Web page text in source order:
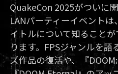
QuakeCon 2025がついに
LANパーティーイベント
イトルについて知ること
ります。FPSジャンルを
ズ作品の復活や、『